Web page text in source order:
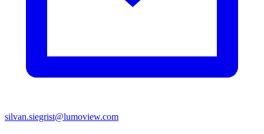
silvan.siegrist@lumoview.com